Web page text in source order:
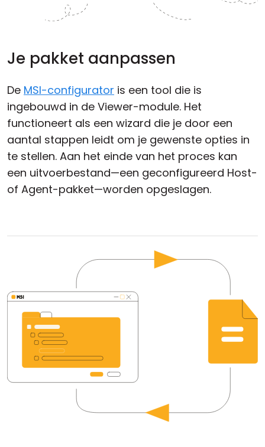
Je pakket aanpassen
De MSI-configurator is een tool die is
ingebouwd in de Viewer-module. Het
functioneert als een wizard die je door een
aantal stappen leidt om je gewenste opties in
te stellen. Aan het einde van het proces kan
een uitvoerbestand—een geconfigureerd Host-
of Agent-pakket—worden opgeslagen.